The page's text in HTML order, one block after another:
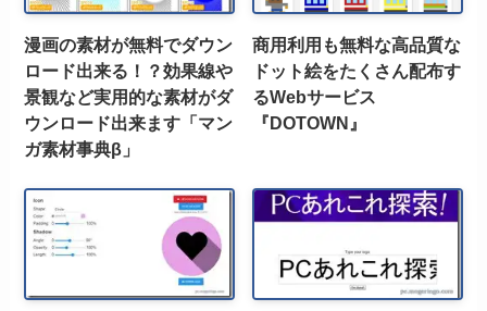
漫画の素材が無料でダウン
ロード出来る！？効果線や
景観など実用的な素材がダ
ウンロード出来ます「マン
ガ素材事典β」
商用利用も無料な高品質な
ドット絵をたくさん配布す
るWebサービス
『DOTOWN』